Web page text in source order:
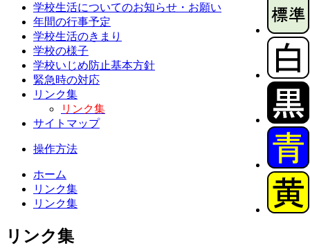
学校生活についてのお知らせ・お願い
年間の行事予定
学校生活のきまり
学校の様子
学校いじめ防止基本方針
緊急時の対応
リンク集
リンク集
サイトマップ
操作方法
ホーム
リンク集
リンク集
リンク集